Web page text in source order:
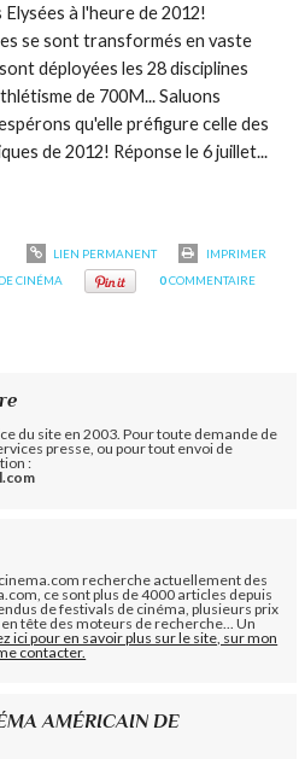
à l'heure de 2012!
se sont transformés en vaste
déployées les 28 disciplines
de 700M... Saluons
qu'elle préfigure celle des
de 2012! Réponse le 6 juillet...
LIEN PERMANENT
IMPRIMER
CINÉMA 0COMMENTAIRE
du site en 2003. Pour toute demande de
presse, ou pour tout envoi de
:
recherche actuellement des
ce sont plus de 4000 articles depuis
de festivals de cinéma, plusieurs prix
tête des moteurs de recherche... Un
ici pour en savoir plus sur le site, sur mon
contacter.
AMÉRICAIN DE